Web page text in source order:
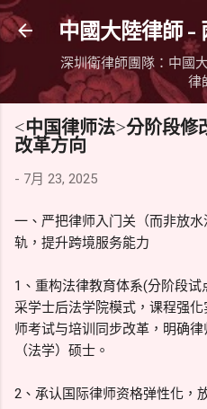
跳到主
中國大陸律師 -
深圳衛律師團隊：中國
律
<中国律师法>分阶段修
改革方向
- 7月 23, 2025
一、严把律师入门关（而非放
轨，提升跨境服务能力
1、重构法律教育体系(分阶段
采学士后法学院模式，课程强
师考试与培训同步改革，明确
（法学）硕士。
2、承认国际律师资格弹性化，